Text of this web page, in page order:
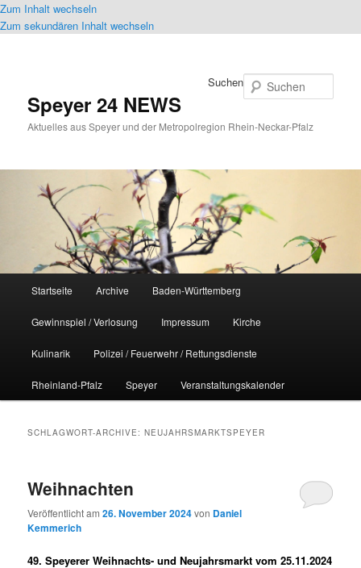
Zum Inhalt wechseln
Zum sekundären Inhalt wechseln
Speyer 24 NEWS
Aktuelles aus Speyer und der Metropolregion Rhein-Neckar-Pfalz
Suchen
Startseite Archive Baden-Württemberg
Gewinnspiel / Verlosung Impressum Kirche
Kulinarik Polizei / Feuerwehr / Rettungsdienste
Rheinland-Pfalz Speyer Veranstaltungskalender
SCHLAGWORT-ARCHIVE:NEUJAHRSMARKTSPEYER
Weihnachten
Veröffentlicht am26. November 2024von Daniel
Kemmerich
49. Speyerer Weihnachts- und Neujahrsmarkt vom 25.11.2024